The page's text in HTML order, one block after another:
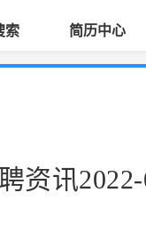
索 简历中心
资讯2022-